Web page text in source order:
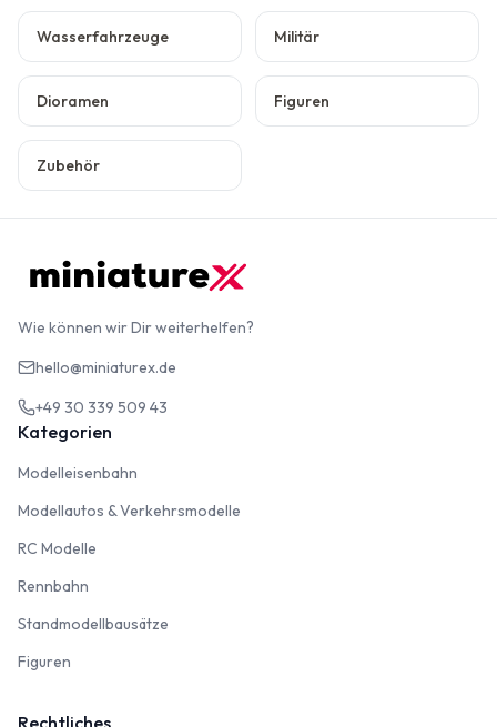
Wasserfahrzeuge Militär
Dioramen Figuren
Zubehör
Wie können wir Dir weiterhelfen?
hello@miniaturex.de
+49 30 339 509 43
Kategorien
Modelleisenbahn
Modellautos & Verkehrsmodelle
RC Modelle
Rennbahn
Standmodellbausätze
Figuren
Rechtliches